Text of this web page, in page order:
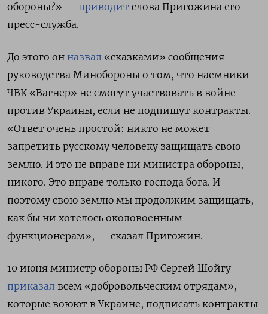
обороны?» — приводит слова Пригожина его
пресс-служба.
До этого он назвал «сказками» сообщения
руководства Минобороны о том, что наемники
ЧВК «Вагнер» не смогут участвовать в войне
против Украины, если не подпишут контракты.
«Ответ очень простой: никто не может
запретить русскому человеку защищать свою
землю. И это не вправе ни министра обороны,
никого. Это вправе только господа бога. И
поэтому свою землю мы продолжим защищать,
как бы ни хотелось околовоенным
функционерам», — сказал Пригожин.
10 июня министр обороны РФ Сергей Шойгу
приказал всем «добровольческим отрядам»,
которые воюют в Украине, подписать контракты